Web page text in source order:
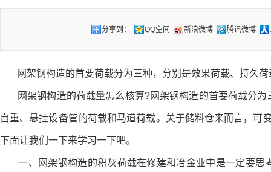
分享到： QQ空间 新浪微博 腾讯微博
网架钢构造的首要荷载分为三种，分别是效果荷载、持久荷
网架钢构造的荷载量怎么核算?网架钢构造的首要荷载分为
自重、悬挂设备管的荷载和马道荷载。关于储料仓来而言，
下面让我们一下来学习一下吧。
一、网架钢构造的积灰荷载在修建和冶金业中是一定要思